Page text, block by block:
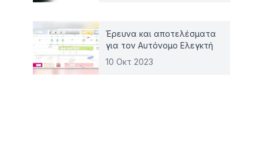
Έρευνα και αποτελέσματα
για τον Αυτόνομο Ελεγκτή
10 Οκτ 2023